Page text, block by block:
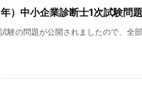
）中小企業診断士1次試験問
験の問題が公開されましたので、全